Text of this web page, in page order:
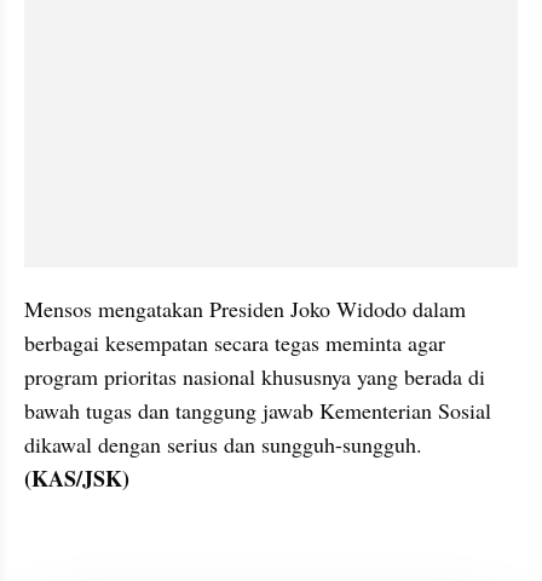
Mensos mengatakan Presiden Joko Widodo dalam
berbagai kesempatan secara tegas meminta agar
program prioritas nasional khususnya yang berada di
bawah tugas dan tanggung jawab Kementerian Sosial
(KAS/JSK)